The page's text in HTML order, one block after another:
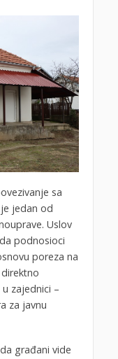
sa
jedan od
Uslov
podnosioci
poreza na
zajednici –
za javnu
građani vide